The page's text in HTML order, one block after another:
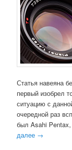
Статья навеяна
первый изобрел
ситуацию с
очередной раз
был Asahi
далее →